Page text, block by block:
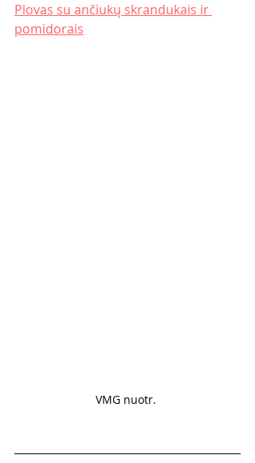
Plovas su ančiukų skrandukais ir
pomidorais
VMG nuotr.